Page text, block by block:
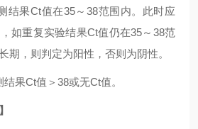
结果Ct值在35～38范围内。此时应
如重复实验结果Ct值仍在35～38范
期，则判定为阳性，否则为阴性。
结果Ct值＞38或无Ct值。